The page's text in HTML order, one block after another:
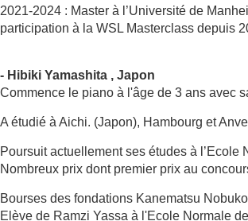
2021-2024 : Master à l’Université de
participation à la WSL Masterclass depuis
- Hibiki Yamashita , Japon
Commence le piano à l'âge de 3 ans avec
A étudié à Aichi. (Japon), Hambourg et
Poursuit actuellement ses études à
Nombreux prix dont premier prix au
Bourses des fondations Kanematsu
Elève de Ramzi Yassa à l'Ecole Normale